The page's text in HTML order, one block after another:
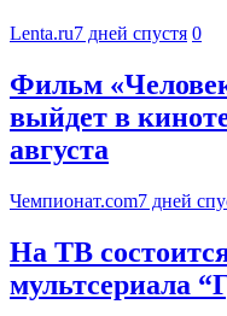
Lenta.ru7 дней спустя 0
Фильм
выйдет в
августа
Чемпионат.com7 дней
На ТВ
мультсериала